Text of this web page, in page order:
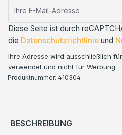
Diese Seite ist durch
die Datenschutzrichtlinie und
Ihre Adresse wird ausschließlich
verwendet und nicht für Werbung.
Produktnummer: 410304
BESCHREIBUNG